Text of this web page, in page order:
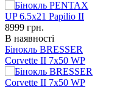
8999 грн.
В наявності
Бінокль BRESSER
Corvette II 7x50 WP